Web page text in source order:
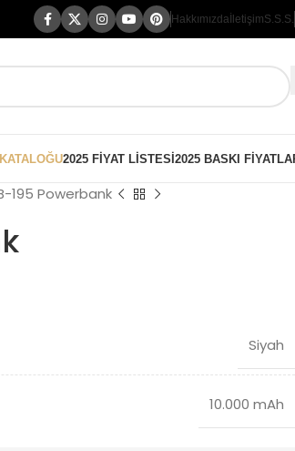
Hakkımızda İletişimS.S.S.
2025 FİYAT LİSTESİ2025 BASKI
195 Powerbank
Siyah
10.000 mAh